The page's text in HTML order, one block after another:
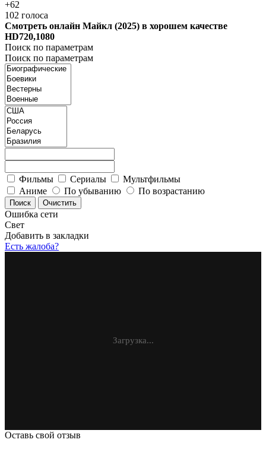
+62
102 голоса
Смотреть онлайн Майкл (2025) в хорошем качестве
HD720,1080
Поиск по параметрам
Поиск по параметрам
Фильмы Сериалы
Мультфильмы
Аниме
По убыванию По возрастанию
Ошибка сети
Свет
Добавить в закладки
Есть жалоба?
Загрузка...
Оставь свой отзыв